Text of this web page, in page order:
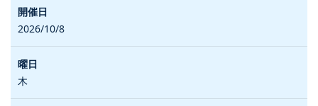
2026/10/8
木